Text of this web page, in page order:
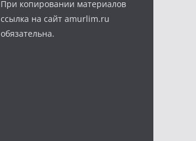
При копировании материалов
ссылка на сайт amurlim.ru
обязательна.